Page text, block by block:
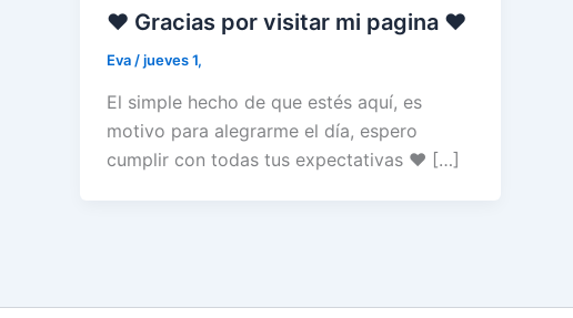
♥ Gracias por visitar mi pagina ♥
Eva /jueves 1,
El simple hecho de que estés aquí, es
motivo para alegrarme el día, espero
cumplir con todas tus expectativas ♥ […]